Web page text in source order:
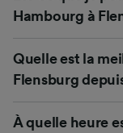
Hambourg à
Quelle est la
Flensburg
À quelle heure